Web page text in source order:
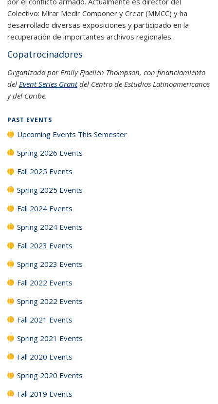
Colectivo: Mirar Medir Componer y Crear (MMCC) y ha
desarrollado diversas exposiciones y participado en la
recuperación de importantes archivos regionales.
Copatrocinadores
Organizado por Emily Fjaellen Thompson, con financiamiento
del Event Series Grant del Centro de Estudios Latinoamericanos
y del Caribe.
PAST EVENTS
Upcoming Events This Semester
Spring 2026 Events
Fall 2025 Events
Spring 2025 Events
Fall 2024 Events
Spring 2024 Events
Fall 2023 Events
Spring 2023 Events
Fall 2022 Events
Spring 2022 Events
Fall 2021 Events
Spring 2021 Events
Fall 2020 Events
Spring 2020 Events
Fall 2019 Events